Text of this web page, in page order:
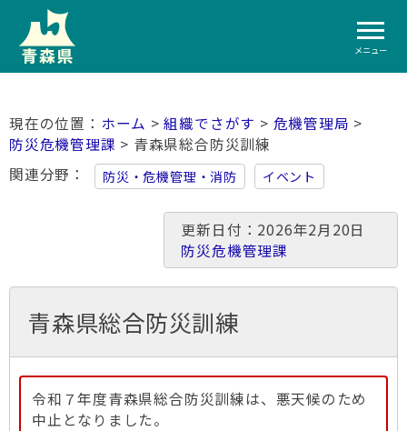
メニュー
ホーム >組織でさがす > 危機管理局 >
防災危機管理課 > 青森県総合防災訓練
関連分野
防災・危機管理・消防 イベント
更新日付：2026年2月20日
防災危機管理課
青森県総合防災訓練
令和７年度青森県総合防災訓練は、悪天候のため
中止となりました。